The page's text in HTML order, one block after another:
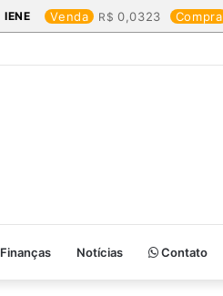
IENE Venda 0,0323 Compra
Finanças Notícias Contato